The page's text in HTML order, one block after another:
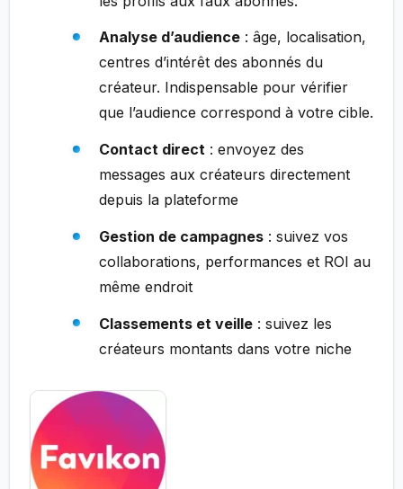
Analyse d’audience: âge, localisation,
centres d’intérêt des abonnés du
créateur. Indispensable pour vérifier
que l’audience correspond à votre cible.
Contact direct: envoyez des
messages aux créateurs directement
depuis la plateforme
Gestion de campagnes: suivez vos
collaborations, performances et ROI au
même endroit
Classements et veille: suivez les
créateurs montants dans votre niche